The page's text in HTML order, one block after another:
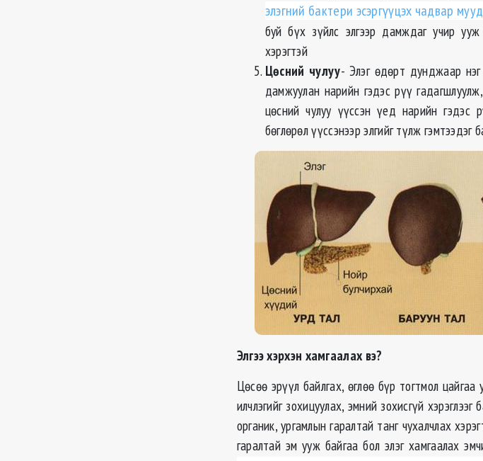
элэгний бактери эсэргүүцэх чадвар
буй бүх зүйлс элгээр дамждаг учир
хэрэгтэй
Цөсний чулуу- Элэг өдөрт дунджаар
дамжуулан нарийн гэдэс рүү
цөсний чулуу үүссэн үед нарийн гэдэс
бөглөрөл үүссэнээр элгийг түлж гэмтээдэг
Элгээ хэрхэн хамгаалах вэ?
Цөсөө эрүүл байлгах, өглөө бүр тогтмол
илчлэгийг зохицуулах, эмний зохисгүй
органик, ургамлын гаралтай танг чухалчлах
гаралтай эм ууж байгаа бол элэг хамгаалах